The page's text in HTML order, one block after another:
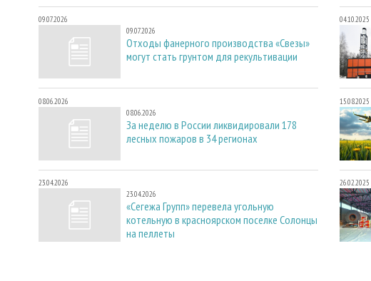
09.07.2026
09.07.2026
Отходы фанерного производства «Свезы»
могут стать грунтом для рекультивации
08.06.2026
08.06.2026
За неделю в России ликвидировали 178
лесных пожаров в 34 регионах
23.04.2026
23.04.2026
«Сегежа Групп» перевела угольную
котельную в красноярском поселке Солонцы
на пеллеты
04.10.2025
15.08.2025
26.02.2025